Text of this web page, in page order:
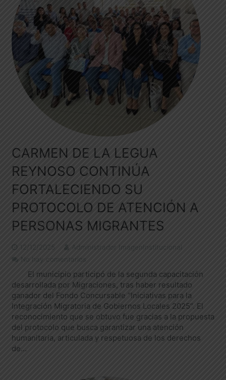
CARMEN DE LA LEGUA
REYNOSO CONTINÚA
FORTALECIENDO SU
PROTOCOLO DE ATENCIÓN A
PERSONAS MIGRANTES
12/12/2025
Administrador ImagenInstitucional
No hay comentarios
El municipio participó de la segunda capacitación
desarrollada por Migraciones, tras haber resultado
ganador del Fondo Concursable “Iniciativas para la
Integración Migratoria de Gobiernos Locales 2025”. El
reconocimiento que se obtuvo fue gracias a la propuesta
del protocolo que busca garantizar una atención
humanitaria, articulada y respetuosa de los derechos
de…